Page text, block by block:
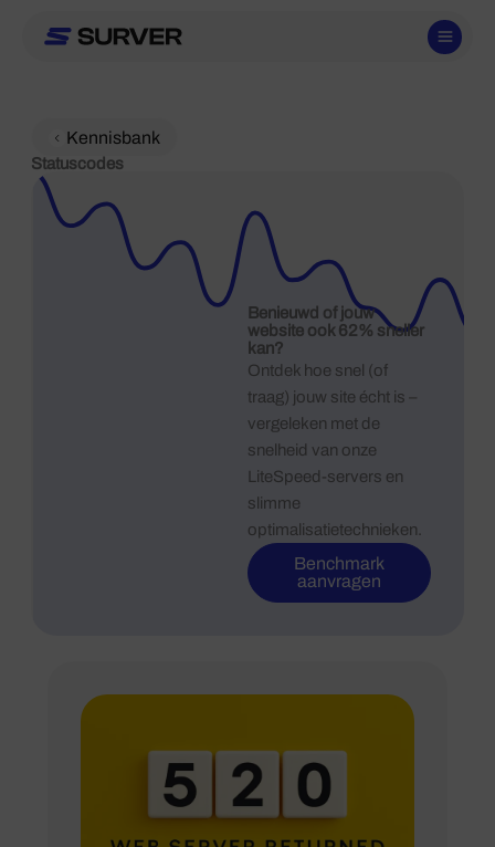
Kennisbank
Statuscodes
Benieuwd of jouw
website ook 62% sneller
kan?
Ontdek hoe snel (of
traag) jouw site écht is –
vergeleken met de
snelheid van onze
LiteSpeed-servers en
slimme
optimalisatietechnieken.
Benchmark
aanvragen